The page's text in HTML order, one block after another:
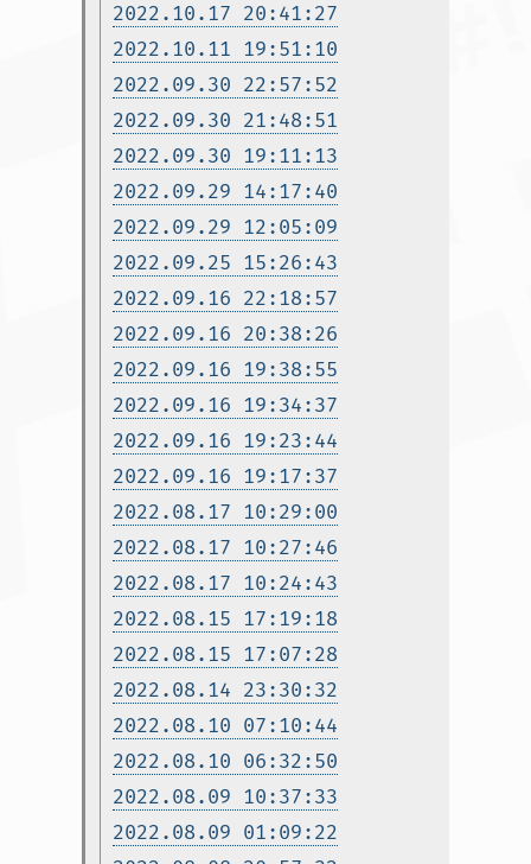
2022.10.17 20:41:27
2022.10.11 19:51:10
2022.09.30 22:57:52
2022.09.30 21:48:51
2022.09.30 19:11:13
2022.09.29 14:17:40
2022.09.29 12:05:09
2022.09.25 15:26:43
2022.09.16 22:18:57
2022.09.16 20:38:26
2022.09.16 19:38:55
2022.09.16 19:34:37
2022.09.16 19:23:44
2022.09.16 19:17:37
2022.08.17 10:29:00
2022.08.17 10:27:46
2022.08.17 10:24:43
2022.08.15 17:19:18
2022.08.15 17:07:28
2022.08.14 23:30:32
2022.08.10 07:10:44
2022.08.10 06:32:50
2022.08.09 10:37:33
2022.08.09 01:09:22